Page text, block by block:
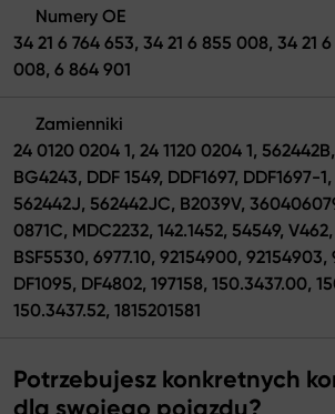
Numery OE
34 21 6 764 653, 34 21 6 855 008, 34 21
008, 6 864 901
Zamienniki
24 0120 0204 1, 24 1120 0204 1,
BG4243, DDF 1549, DDF1697, DDF1697-1,
562442J, 562442JC, B2039V,
0871C, MDC2232, 142.1452, 54549,
BSF5530, 6977.10, 92154900, 92154903,
DF1095, DF4802, 197158, 150.3437.00,
150.3437.52, 1815201581
Potrzebujesz konkretnych
dla swojego pojazdu?